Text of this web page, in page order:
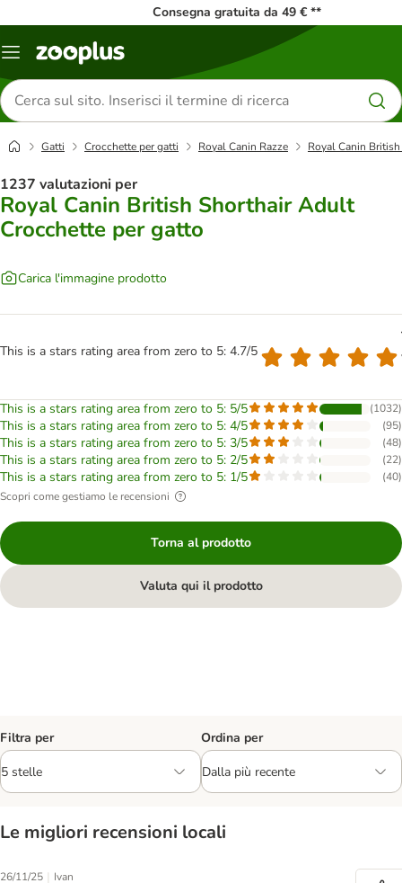
Consegna gratuita da 49 € **
Overview
Cerca
prodotti
Gatti Crocchette per gatti Royal Canin Razze Royal Canin
1237 valutazioni per
Royal Canin British Shorthair Adult
Crocchette per gatto
Carica l'immagine prodotto
This is a stars rating area from zero to 5: 4.7/5
This is a stars rating area from zero to 5: 5/5 (1032)
This is a stars rating area from zero to 5: 4/5 (95)
This is a stars rating area from zero to 5: 3/5 (48)
This is a stars rating area from zero to 5: 2/5 (22)
This is a stars rating area from zero to 5: 1/5 (40)
Scopri come gestiamo le recensioni
Torna al prodotto
Valuta qui il prodotto
Filtra per Ordina per
Le migliori recensioni locali
26/11/25 | Ivan